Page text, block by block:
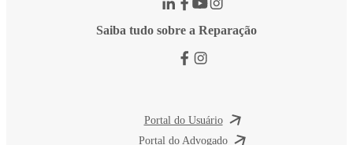
Saiba tudo sobre a Reparação
Portal do Usuário
Portal do Advogado